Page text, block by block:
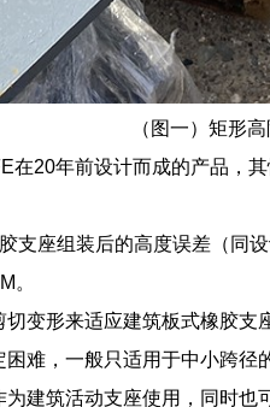
（图一）矩形
在20年前设计而成的产品，
支座组装后的高度误差（同
。
变形来适应建筑板式橡胶
难，一般只适用于中小跨
建筑活动支座使用，同时也